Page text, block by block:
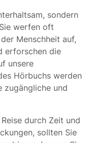
sondern
werfen oft
Menschheit auf,
erforschen die
unsere
Hörbuchs werden
zugängliche und
durch Zeit und
sollten Sie